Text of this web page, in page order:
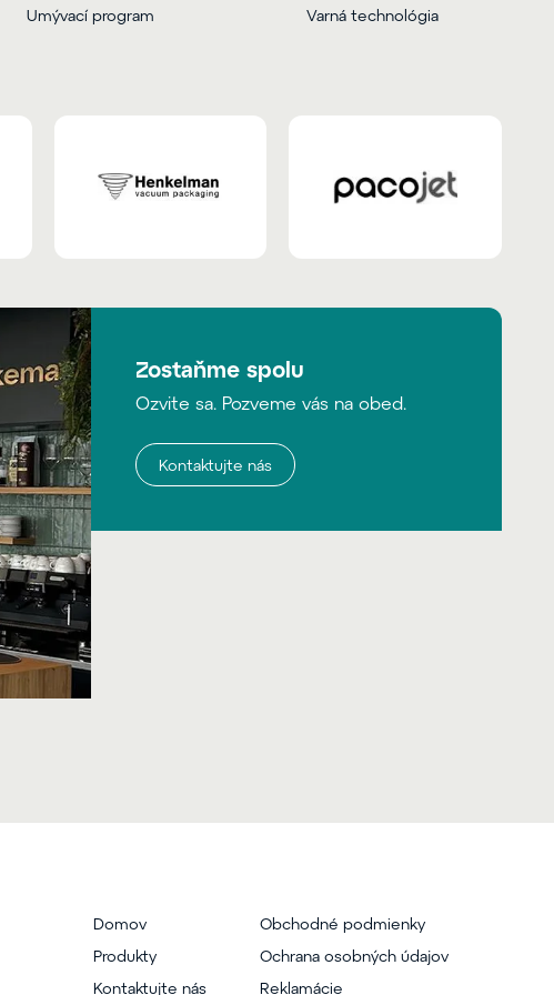
Umývací program Varná technológia
Zostaňme spolu
Ozvite sa. Pozveme vás na obed.
Kontaktujte nás
Domov
Produkty
Kontaktujte nás
Obchodné podmienky
Ochrana osobných údajov
Reklamácie